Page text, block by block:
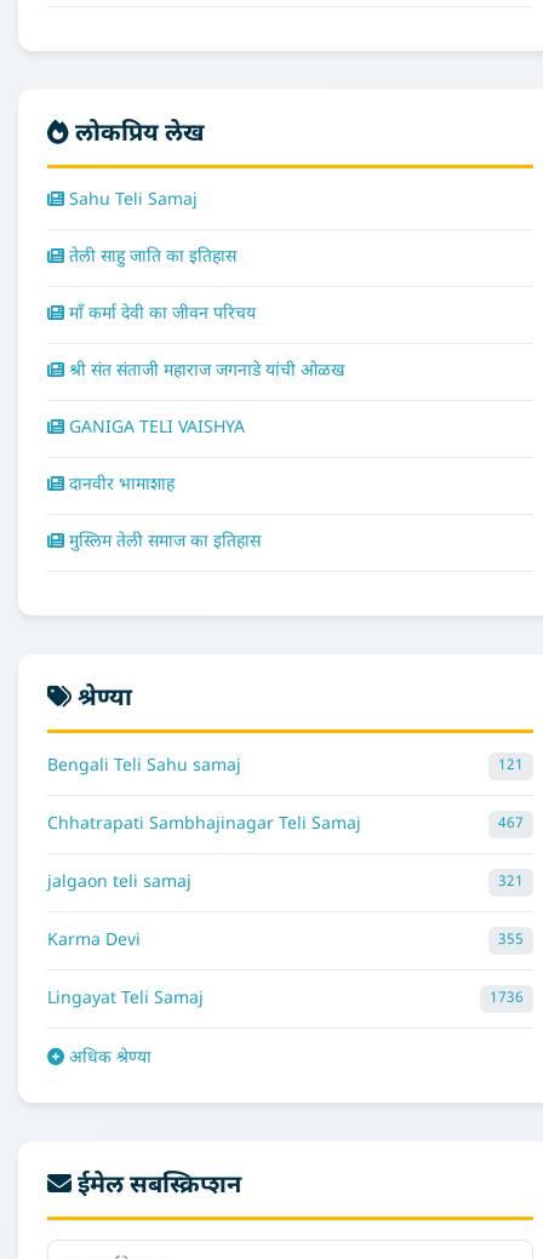
लोकप्रिय लेख
Sahu Teli Samaj
तेली साहु जाति का इतिहास
माँ कर्मा देवी का जीवन परिचय
श्री संत संताजी महाराज जगनाडे यांची ओळख
GANIGA TELI VAISHYA
दानवीर भामाशाह
मुस्लिम तेली समाज का इतिहास
श्रेण्या
Bengali Teli Sahu samaj 121
Chhatrapati Sambhajinagar Teli Samaj 467
jalgaon teli samaj 321
Karma Devi 355
Lingayat Teli Samaj 1736
अधिक श्रेण्या
ईमेल सबस्क्रिप्शन